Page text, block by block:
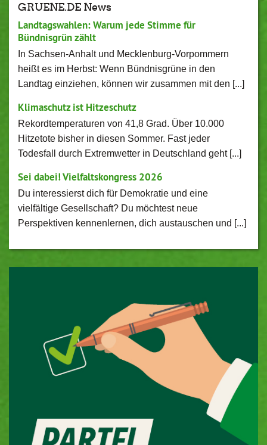
GRUENE.DE News
Landtagswahlen: Warum jede Stimme für
Bündnisgrün zählt
In Sachsen-Anhalt und Mecklenburg-Vorpommern
heißt es im Herbst: Wenn Bündnisgrüne in den
Landtag einziehen, können wir zusammen mit den [...]
Klimaschutz ist Hitzeschutz
Rekordtemperaturen von 41,8 Grad. Über 10.000
Hitzetote bisher in diesen Sommer. Fast jeder
Todesfall durch Extremwetter in Deutschland geht [...]
Sei dabei! Vielfaltskongress 2026
Du interessierst dich für Demokratie und eine
vielfältige Gesellschaft? Du möchtest neue
Perspektiven kennenlernen, dich austauschen und [...]